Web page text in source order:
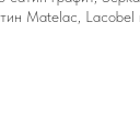
Matelac, Lacobel